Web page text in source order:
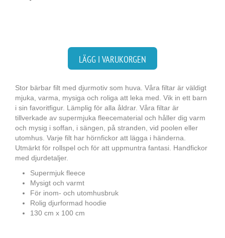
LÄGG I VARUKORGEN
Stor bärbar filt med djurmotiv som huva. Våra filtar är väldigt
mjuka, varma, mysiga och roliga att leka med. Vik in ett barn
i sin favoritfigur. Lämplig för alla åldrar. Våra filtar är
tillverkade av supermjuka fleecematerial och håller dig varm
och mysig i soffan, i sängen, på stranden, vid poolen eller
utomhus. Varje filt har hörnfickor att lägga i händerna.
Utmärkt för rollspel och för att uppmuntra fantasi. Handfickor
med djurdetaljer.
Supermjuk fleece
Mysigt och varmt
För inom- och utomhusbruk
Rolig djurformad hoodie
130 cm x 100 cm